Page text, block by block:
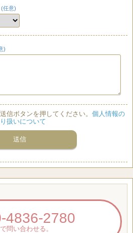
(任意)
)
信ボタンを押してください。 個人情報の
扱いについて
4836-2780
問い合わせる。